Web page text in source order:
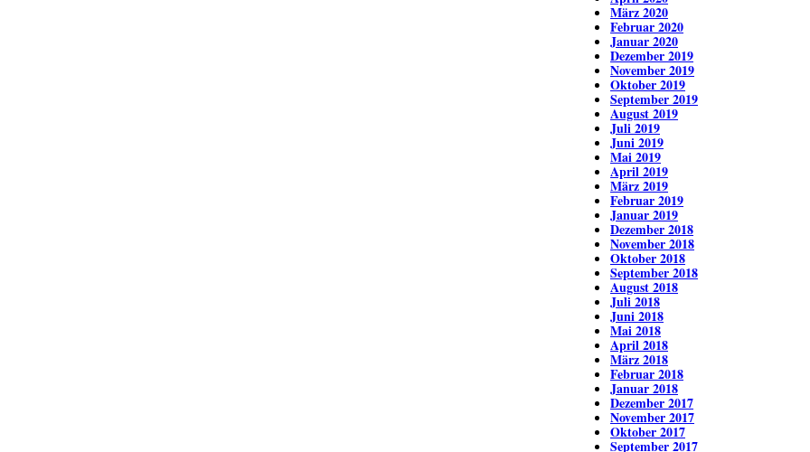
März 2020
Februar 2020
Januar 2020
Dezember 2019
November 2019
Oktober 2019
September 2019
August 2019
Juli 2019
Juni 2019
Mai 2019
April 2019
März 2019
Februar 2019
Januar 2019
Dezember 2018
November 2018
Oktober 2018
September 2018
August 2018
Juli 2018
Juni 2018
Mai 2018
April 2018
März 2018
Februar 2018
Januar 2018
Dezember 2017
November 2017
Oktober 2017
September 2017